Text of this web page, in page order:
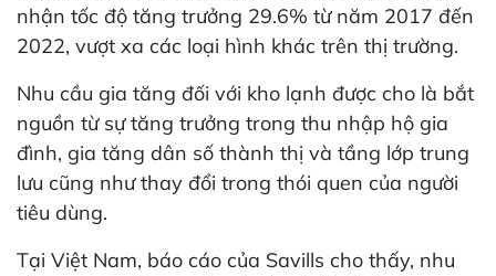
nhận tốc độ tăng trưởng 29.6% từ năm 2017 đến
2022, vượt xa các loại hình khác trên thị trường.
Nhu cầu gia tăng đối với kho lạnh được cho là bắt
nguồn từ sự tăng trưởng trong thu nhập hộ gia
đình, gia tăng dân số thành thị và tầng lớp trung
lưu cũng như thay đổi trong thói quen của người
tiêu dùng.
Tại Việt Nam, báo cáo của Savills cho thấy, nhu